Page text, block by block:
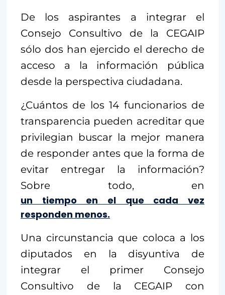
De los aspirantes a integrar el
Consejo Consultivo de la CEGAIP
sólo dos han ejercido el derecho de
acceso a la información pública
desde la perspectiva ciudadana.
¿Cuántos de los 14 funcionarios de
transparencia pueden acreditar que
privilegian buscar la mejor manera
de responder antes que la forma de
evitar entregar la información?
Sobre todo, en
un tiempo en el que cada vez
responden menos.
Una circunstancia que coloca a los
diputados en la disyuntiva de
integrar el primer Consejo
Consultivo de la CEGAIP con